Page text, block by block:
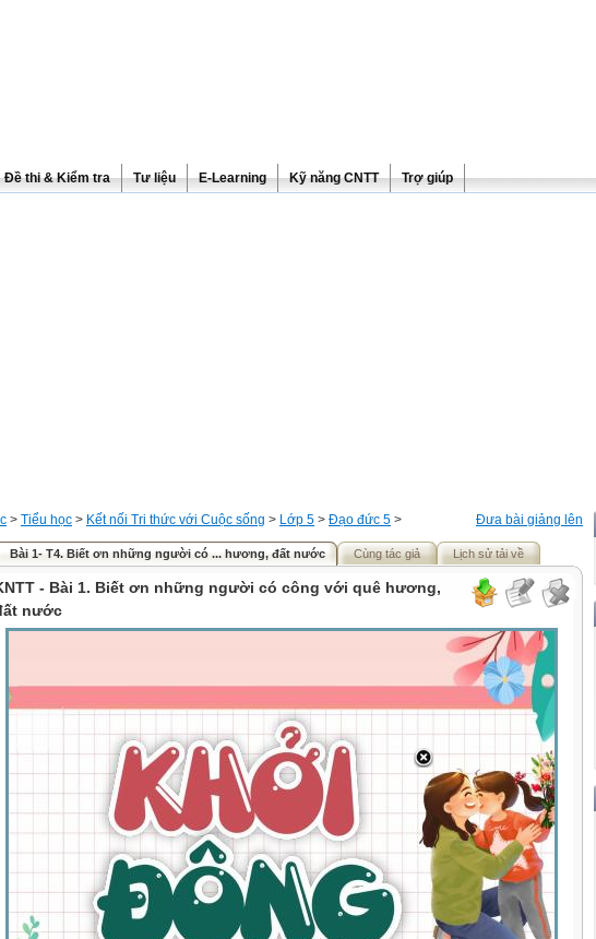
Đề thi & Kiểm tra Tư liệu E-Learning Kỹ năng CNTT Trợ giúp
Đưa bài giảng lên
> Tiểu học > Kết nối Tri thức với Cuộc sống > Lớp 5 > Đạo đức 5 >
Bài 1- T4. Biết ơn những người có ... hương, đất nước Cùng tác giả Lịch sử tải về
- Bài 1. Biết ơn những người có công với quê hương,
nước